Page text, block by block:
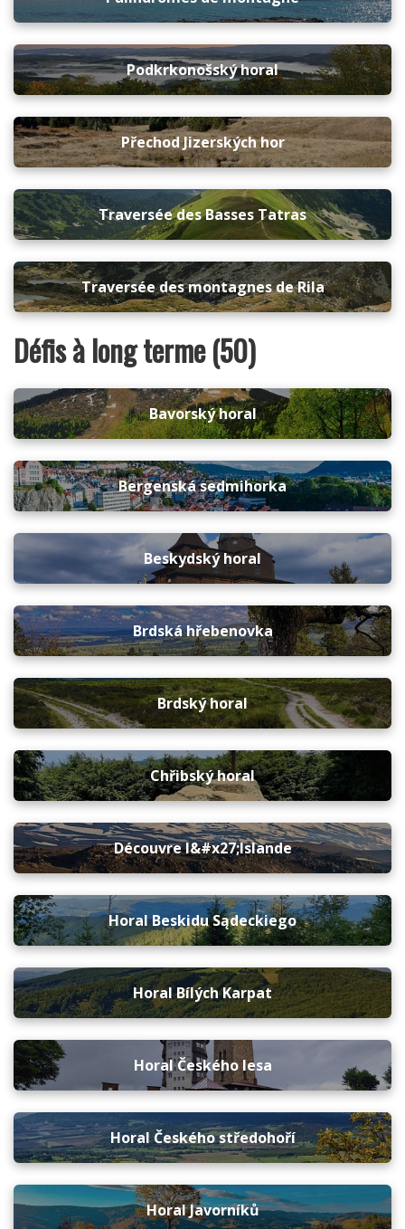
Podkrkonošský horal
Přechod Jizerských hor
Traversée des Basses Tatras
Traversée des montagnes de Rila
Défis à long terme (50)
Bavorský horal
Bergenská sedmihorka
Beskydský horal
Brdská hřebenovka
Brdský horal
Chřibský horal
Découvre l&#x27;Islande
Horal Beskidu Sądeckiego
Horal Bílých Karpat
Horal Českého lesa
Horal Českého středohoří
Horal Javorníků